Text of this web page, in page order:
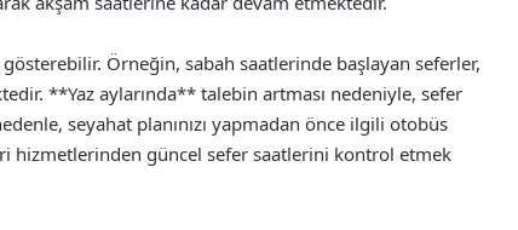
Örneğin, sabah saatlerinde başlayan seferler,
**Yaz aylarında** talebin artması nedeniyle, sefer
seyahat planınızı yapmadan önce ilgili otobüs
hizmetlerinden güncel sefer saatlerini kontrol etmek